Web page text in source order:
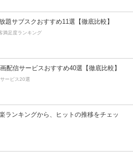
題サブスクおすすめ11選【徹底比較】
満足度ランキング
配信サービスおすすめ40選【徹底比較】
ービス20選
ランキングから、ヒットの推移をチェッ